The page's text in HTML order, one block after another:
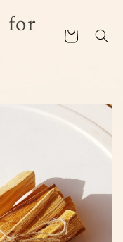
for Warenkorb